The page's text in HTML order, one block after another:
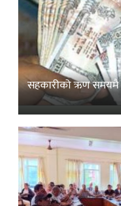
सहकारीको ऋण समयमै